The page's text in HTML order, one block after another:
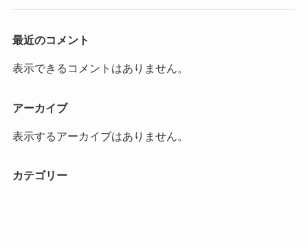
最近のコメント
表示できるコメントはありません。
アーカイブ
表示するアーカイブはありません。
カテゴリー